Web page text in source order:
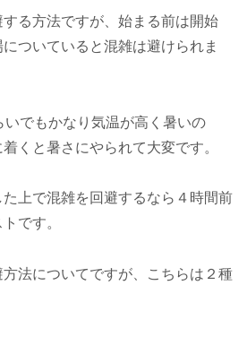
る方法ですが、始まる前は開始
ついていると混雑は避けられま
いでもかなり気温が高く暑いの
くと暑さにやられて大変です。
上で混雑を回避するなら４時間前
です。
法についてですが、こちらは２種